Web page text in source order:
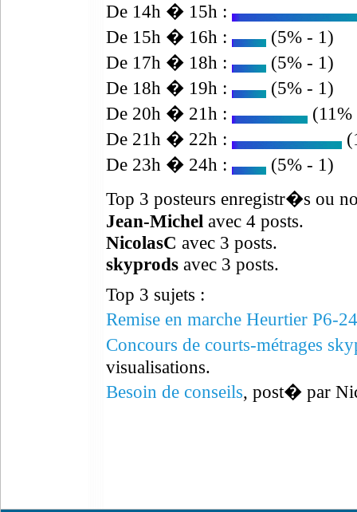
De 14h � 15h :
De 15h � 16h :
(5% - 1)
De 17h � 18h :
(5% - 1)
De 18h � 19h :
(5% - 1)
De 20h � 21h :
De 21h � 22h :
De 23h � 24h :
(5% - 1)
Top 3 posteurs enregistr�s ou
Jean-Michel avec 4 posts.
NicolasC avec 3 posts.
skyprods avec 3 posts.
Top 3 sujets :
Remise en marche Heurtier P6-
Concours de courts-métrages
visualisations.
Besoin de conseils, post� par